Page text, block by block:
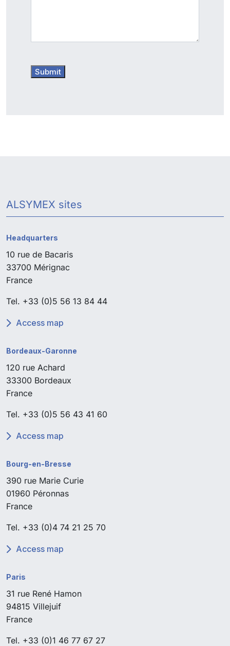
Submit
ALSYMEX sites
Headquarters
10 rue de Bacaris
33700 Mérignac
France
Tel. +33 (0)5 56 13 84 44
Access map
Bordeaux-Garonne
120 rue Achard
33300 Bordeaux
France
Tel. +33 (0)5 56 43 41 60
Access map
Bourg-en-Bresse
390 rue Marie Curie
01960 Péronnas
France
Tel. +33 (0)4 74 21 25 70
Access map
Paris
31 rue René Hamon
94815 Villejuif
France
Tel. +33 (0)1 46 77 67 27